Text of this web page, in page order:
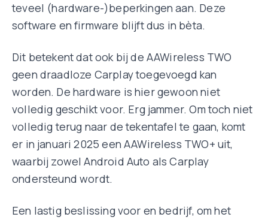
teveel (hardware-)beperkingen aan. Deze
software en firmware blijft dus in bèta.
Dit betekent dat ook bij de AAWireless TWO
geen draadloze Carplay toegevoegd kan
worden. De hardware is hier gewoon niet
volledig geschikt voor. Erg jammer. Om toch niet
volledig terug naar de tekentafel te gaan, komt
er in januari 2025 een AAWireless TWO+ uit,
waarbij zowel Android Auto als Carplay
ondersteund wordt.
Een lastig beslissing voor en bedrijf, om het